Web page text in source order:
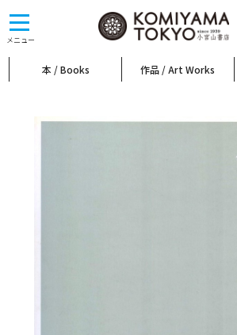
メニュー
toggle
navigation
本 / Books 作品 / Art Works